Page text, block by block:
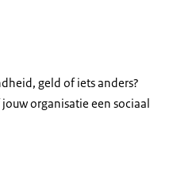
geld of iets anders?
organisatie een sociaal